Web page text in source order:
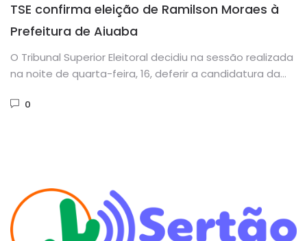
TSE confirma eleição de Ramilson Moraes à
Prefeitura de Aiuaba
O Tribunal Superior Eleitoral decidiu na sessão realizada
na noite de quarta-feira, 16, deferir a candidatura da
0